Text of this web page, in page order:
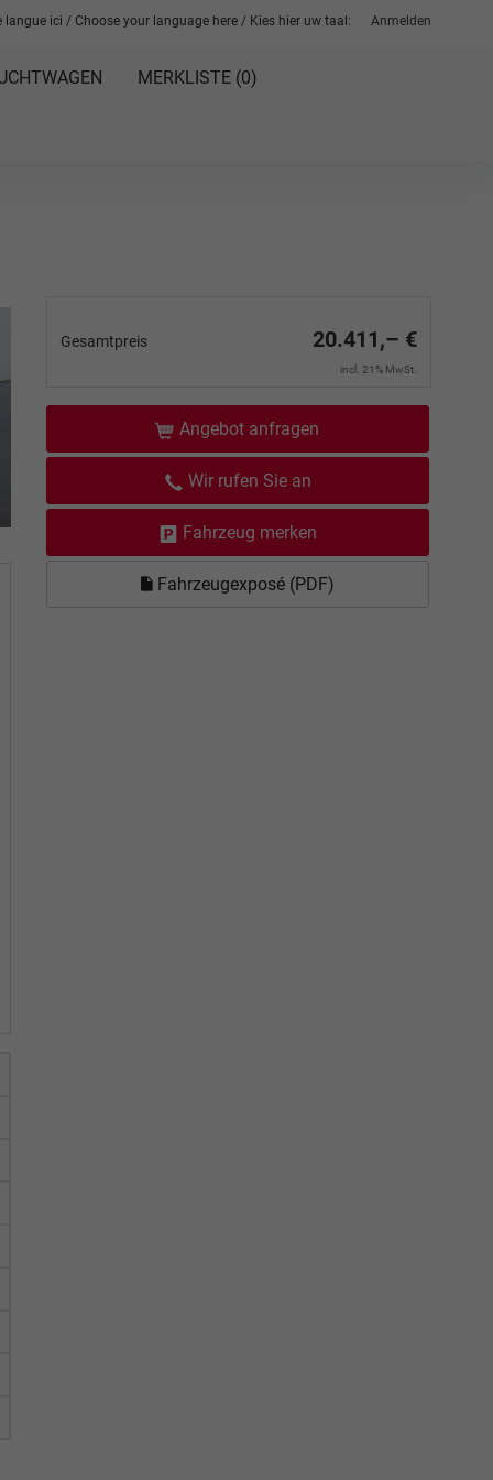
Anmelden
langue ici / Choose your language here / Kies hier uw taal:
MERKLISTE (0)
Gesamtpreis 20.411,– €
incl. 21% MwSt.
Angebot anfragen
Wir rufen Sie an
Fahrzeug merken
Fahrzeugexposé (PDF)